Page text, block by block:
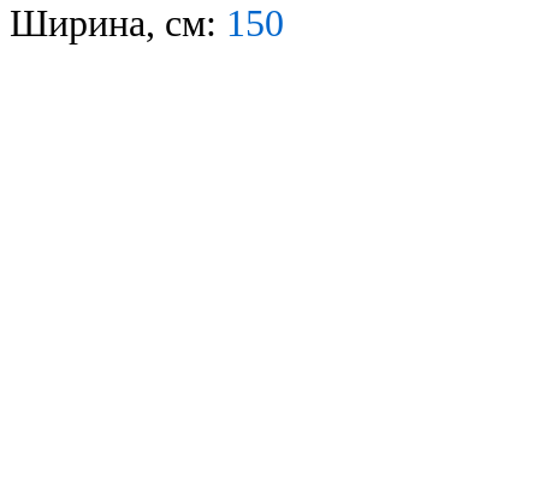
Ширина, см: 150